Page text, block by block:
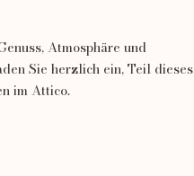
Atmosphäre und
Sie herzlich ein, Teil dieses
im Attico.